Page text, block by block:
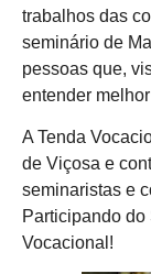
trabalhos das
seminário de
pessoas que,
entender
A Tenda
de Viçosa e
seminaristas e
Participando do
Vocacional!